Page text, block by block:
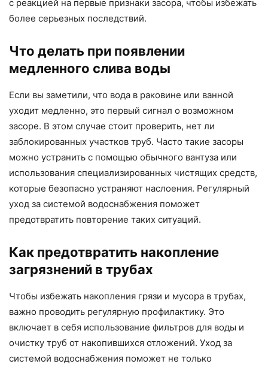
с реакцией на первые признаки засора, чтобы избежать
более серьезных последствий.
Что делать при появлении
медленного слива воды
Если вы заметили, что вода в раковине или ванной
уходит медленно, это первый сигнал о возможном
засоре. В этом случае стоит проверить, нет ли
заблокированных участков труб. Часто такие засоры
можно устранить с помощью обычного вантуза или
использования специализированных чистящих средств,
которые безопасно устраняют наслоения. Регулярный
уход за системой водоснабжения поможет
предотвратить повторение таких ситуаций.
Как предотвратить накопление
загрязнений в трубах
Чтобы избежать накопления грязи и мусора в трубах,
важно проводить регулярную профилактику. Это
включает в себя использование фильтров для воды и
очистку труб от накопившихся отложений. Уход за
системой водоснабжения поможет не только